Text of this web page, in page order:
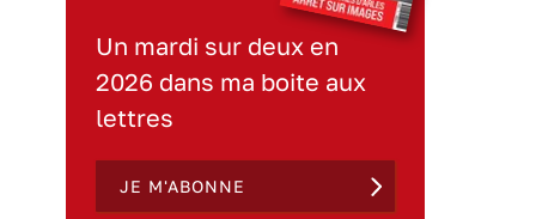
Un mardi sur deux en
2026 dans ma boite aux
lettres
JE M'ABONNE